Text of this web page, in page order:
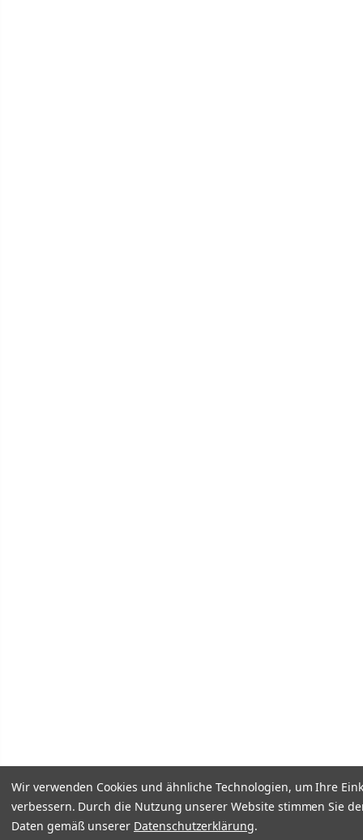
Wir verwenden Cookies und ähnliche Technologien, um Ihre
verbessern. Durch die Nutzung unserer Website stimmen Sie
Daten gemäß unserer Datenschutzerklärung.